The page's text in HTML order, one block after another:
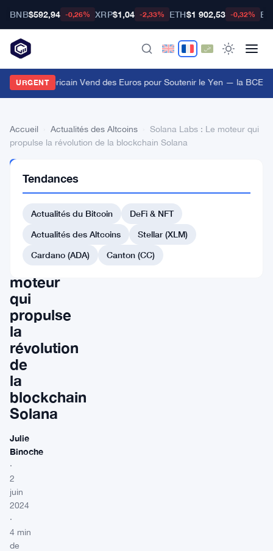
BNB$592,94 -0,26% XRP$1,04 -2,33% ETH$1 902,53 -0,32%
URGENT
Trésor Américain Vend des Euros pour Soutenir le Yen — la BCE
Accueil Actualités des Altcoins
Solana Labs : Le moteur qui
propulse la révolution de la blockchain Solana
DES
ALTCOINS
Solana
Labs
moteur
qui
propulse
la
révolution
de
la
blockchain
Solana
Julie
Binoche
·
2
juin
2024
·
4 min
de
Tendances
Actualités du Bitcoin
DeFi & NFT
Actualités des Altcoins
Stellar (XLM)
Cardano (ADA)
Canton (CC)